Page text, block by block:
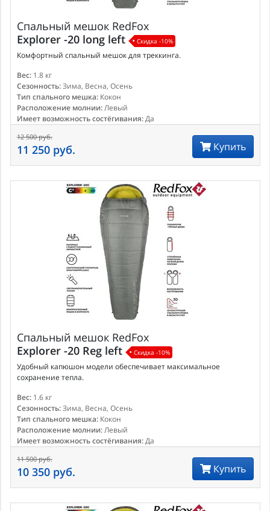
Спальный мешок RedFox
Explorer -20 long left
Скидка -10%
Комфортный спальный мешок для треккинга.
Вес: 1.8 кг
Сезонность:Зима, Весна, Осень
Тип спального мешка: Кокон
Расположение молнии:Левый
Имеет возможность состёгивания:Да
12 500 руб.
11 250 руб. Купить
Спальный мешок RedFox
Explorer -20 Reg left
Скидка -10%
Удобный капюшон модели обеспечивает максимальное
сохранение тепла.
Вес: 1.6 кг
Сезонность:Зима, Весна, Осень
Тип спального мешка: Кокон
Расположение молнии:Левый
Имеет возможность состёгивания:Да
11 500 руб.
10 350 руб. Купить